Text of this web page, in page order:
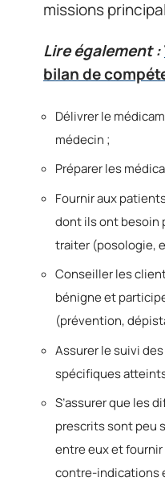
missions
Lire également :
bilan de
Délivrer le
médecin ;
Préparer les
Fournir aux
dont ils ont besoin
traiter (posologie,
Conseiller les
bénigne et
(prévention,
Assurer le suivi
spécifiques
S’assurer que les
prescrits sont peu
entre eux et
contre-indications